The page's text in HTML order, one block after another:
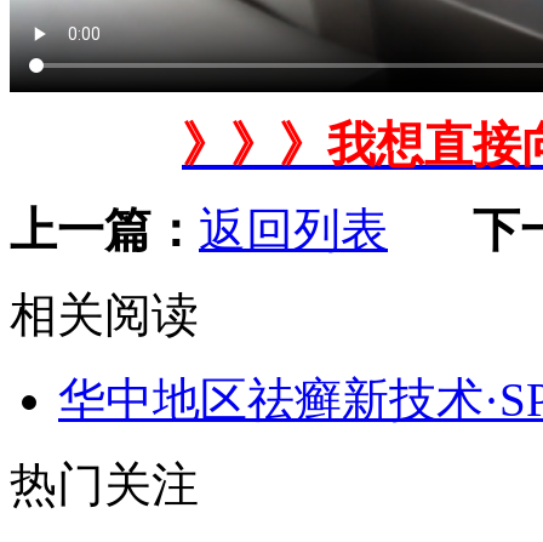
》》》我想直接
上一篇： 返回列表
下
相关阅读
华中地区祛癣新技术
热门关注